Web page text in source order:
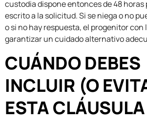
custodia dispone entonces de 48 horas
escrito a la solicitud. Si se niega o no
o si no hay respuesta, el progenitor con
garantizar un cuidado alternativo
CUÁNDO DEBES
INCLUIR (O
ESTA CLÁUSULA